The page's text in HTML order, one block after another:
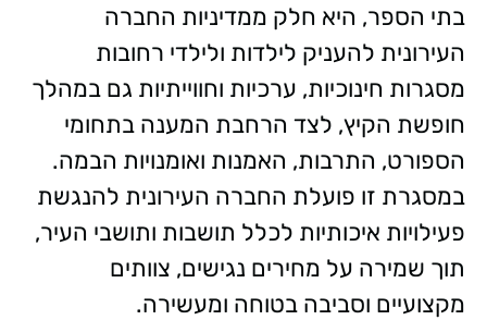
בתי הספר, היא חלק ממדיניות החברה
העירונית להעניק לילדות ולילדי רחובות
מסגרות חינוכיות, ערכיות וחווייתיות גם במהלך
חופשת הקיץ, לצד הרחבת המענה בתחומי
הספורט, התרבות, האמנות ואומנויות הבמה.
במסגרת זו פועלת החברה העירונית להנגשת
פעילויות איכותיות לכלל תושבות ותושבי העיר,
תוך שמירה על מחירים נגישים, צוותים
מקצועיים וסביבה בטוחה ומעשירה.